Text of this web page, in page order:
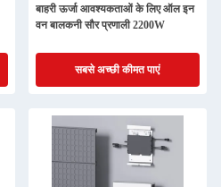
बाहरी ऊर्जा आवश्यकताओं के लिए ऑल इन
वन बालकनी सौर प्रणाली 2200W
सबसे अच्छी कीमत पाएं